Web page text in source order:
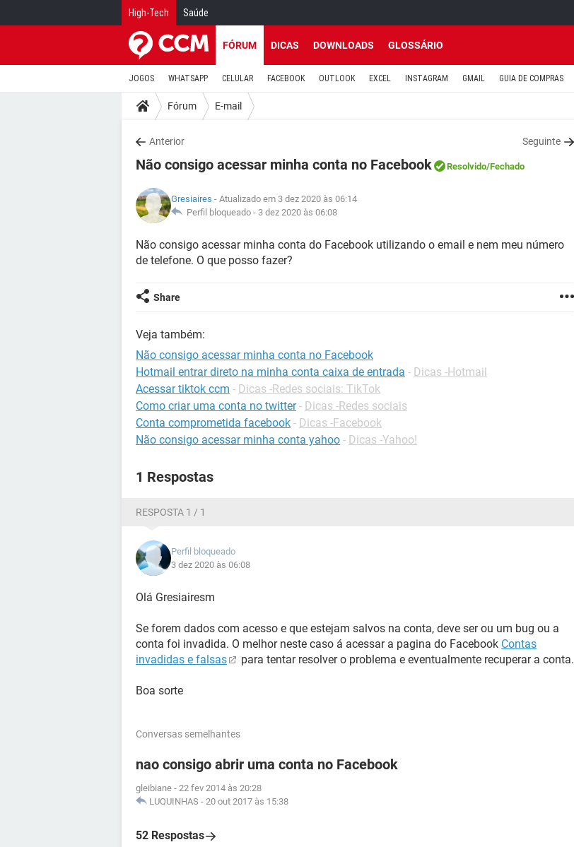
High-Tech Saúde
FÓRUM DICAS DOWNLOADS GLOSSÁRIO
JOGOS WHATSAPP CELULAR FACEBOOK OUTLOOK EXCEL INSTAGRAM GMAIL GUIA DE COMPRAS
Fórum E-mail
Anterior Seguinte
Não consigo acessar minha conta no Facebook Resolvido/Fechado
Gresiaires - Atualizado em 3 dez 2020 às 06:14
Perfil bloqueado - 3 dez 2020 às 06:08
Não consigo acessar minha conta do Facebook utilizando o email e nem meu número
de telefone. O que posso fazer?
Share
Veja também:
Não consigo acessar minha conta no Facebook
Hotmail entrar direto na minha conta caixa de entrada - Dicas -Hotmail
Acessar tiktok ccm - Dicas -Redes sociais: TikTok
Como criar uma conta no twitter - Dicas -Redes sociais
Conta comprometida facebook - Dicas -Facebook
Não consigo acessar minha conta yahoo - Dicas -Yahoo!
1 Respostas
RESPOSTA 1 / 1
Perfil bloqueado
3 dez 2020 às 06:08
Olá Gresiairesm
Se forem dados com acesso e que estejam salvos na conta, deve ser ou um bug ou a
conta foi invadida. O melhor neste caso á acessar a pagina do Facebook Contas
invadidas e falsas
para tentar resolver o problema e eventualmente recuperar a conta.
Boa sorte
Conversas semelhantes
nao consigo abrir uma conta no Facebook
gleibiane - 22 fev 2014 às 20:28
LUQUINHAS - 20 out 2017 às 15:38
52 Respostas